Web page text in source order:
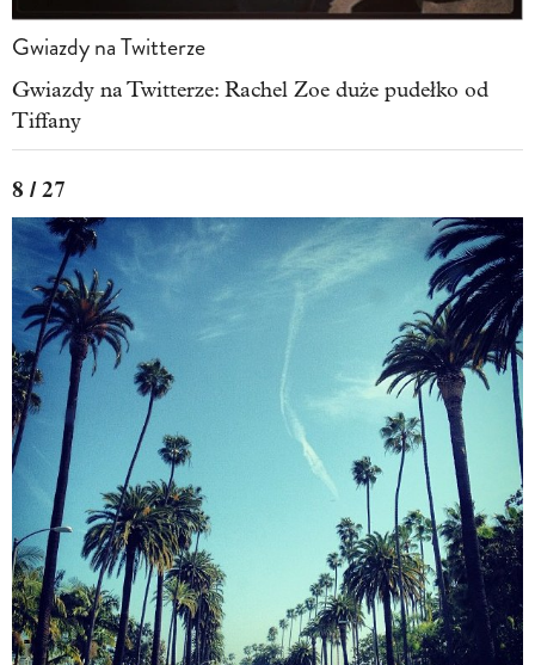
Gwiazdy na Twitterze
Gwiazdy na Twitterze: Rachel Zoe duże pudełko od
Tiffany
8 / 27